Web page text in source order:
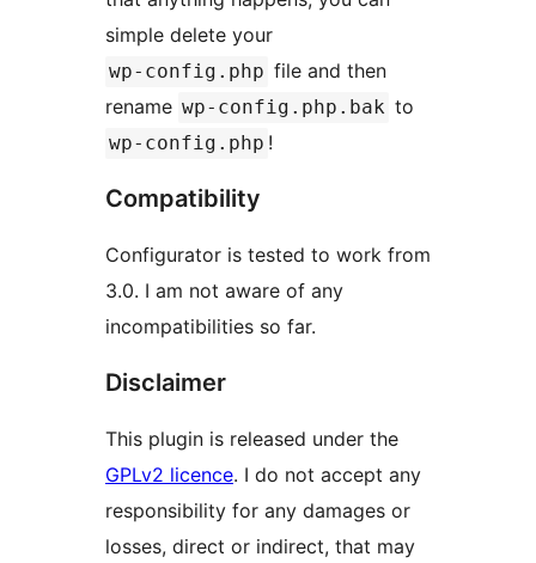
simple delete your
wp-config.php file and then
rename wp-config.php.bak to
wp-config.php !
Compatibility
Configurator is tested to work from
3.0. I am not aware of any
incompatibilities so far.
Disclaimer
This plugin is released under the
GPLv2 licence. I do not accept any
responsibility for any damages or
losses, direct or indirect, that may